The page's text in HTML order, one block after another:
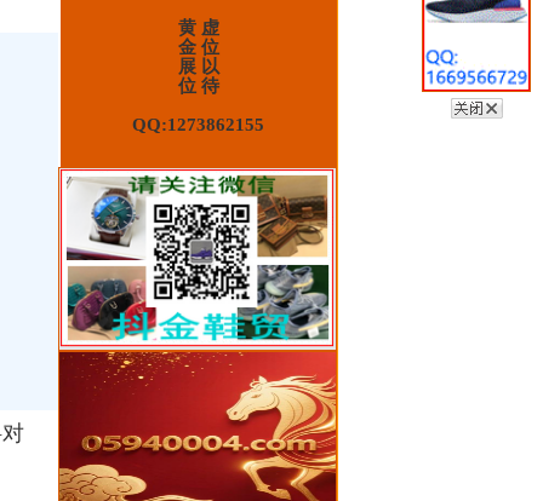
黄 虚
金 位
展 以
位 待
QQ:1273862155